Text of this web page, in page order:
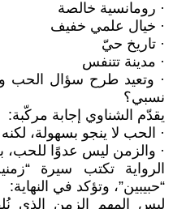
· رومانسية خالصة
· خيال علمي خفيف
· تاريخ حيّ
· مدينة تتنفس
· وتعيد طرح سؤال الحب
نسبي؟
يقدّم الشناوي إجابة مركّبة:
· الحب لا ينجو بسهولة،
· والزمن ليس عدوًا للحب،
الرواية تكتب سيرة
“حبيبين”، وتؤكد في النهاية:
ليس المهم الزمن الذي